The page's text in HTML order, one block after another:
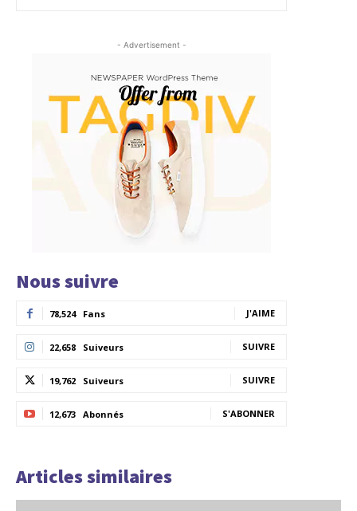
- Advertisement -
Nous suivre
78,524 Fans J'AIME
22,658 Suiveurs SUIVRE
19,762 Suiveurs SUIVRE
12,673 Abonnés S'ABONNER
Articles similaires